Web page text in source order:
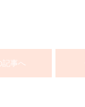
記事へ